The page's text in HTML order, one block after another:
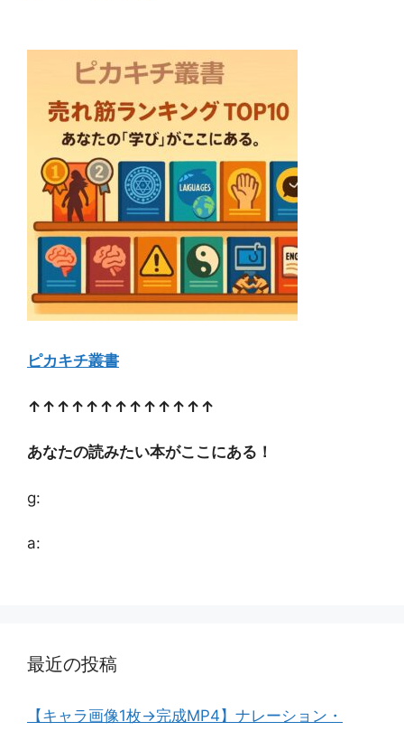
ピカキチ叢書
↑↑↑↑↑↑↑↑↑↑↑↑↑
あなたの読みたい本がここにある！
g:
a:
最近の投稿
【キャラ画像1枚→完成MP4】ナレーション・